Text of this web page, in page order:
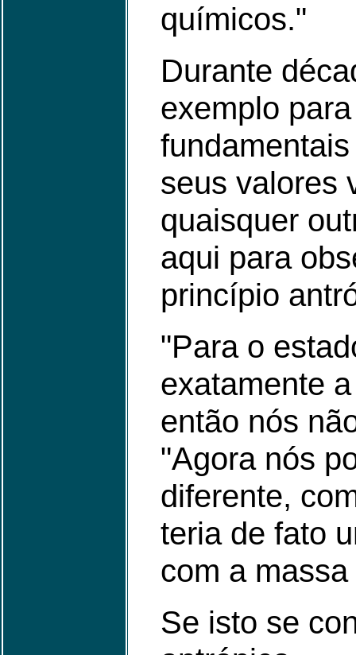
químicos."
Durante
exemplo
seus valores
quaisquer
aqui para
princípio
"Para o
exatamente
então nós
"Agora nós
diferente,
teria de fato
com a
Se isto se